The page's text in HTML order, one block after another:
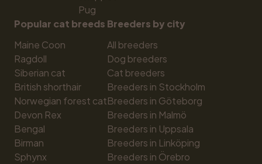
Pug
Popular cat breeds
Maine Coon
Ragdoll
Siberian cat
British shorthair
Norwegian forest cat
Devon Rex
Bengal
Birman
Sphynx
Breeders by city
All breeders
Dog breeders
Cat breeders
Breeders in Stockholm
Breeders in Göteborg
Breeders in Malmö
Breeders in Uppsala
Breeders in Linköping
Breeders in Örebro